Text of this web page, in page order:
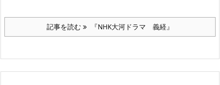
記事を読む 『NHK大河ドラマ 義経』